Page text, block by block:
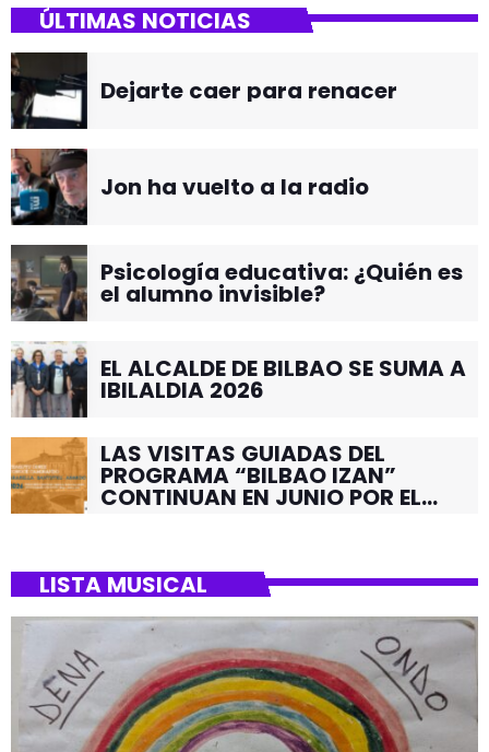
ÚLTIMAS NOTICIAS
Dejarte caer para renacer
Jon ha vuelto a la radio
Psicología educativa: ¿Quién es
el alumno invisible?
EL ALCALDE DE BILBAO SE SUMA A
IBILALDIA 2026
LAS VISITAS GUIADAS DEL
PROGRAMA “BILBAO IZAN”
CONTINUAN EN JUNIO POR EL
LISTA MUSICAL